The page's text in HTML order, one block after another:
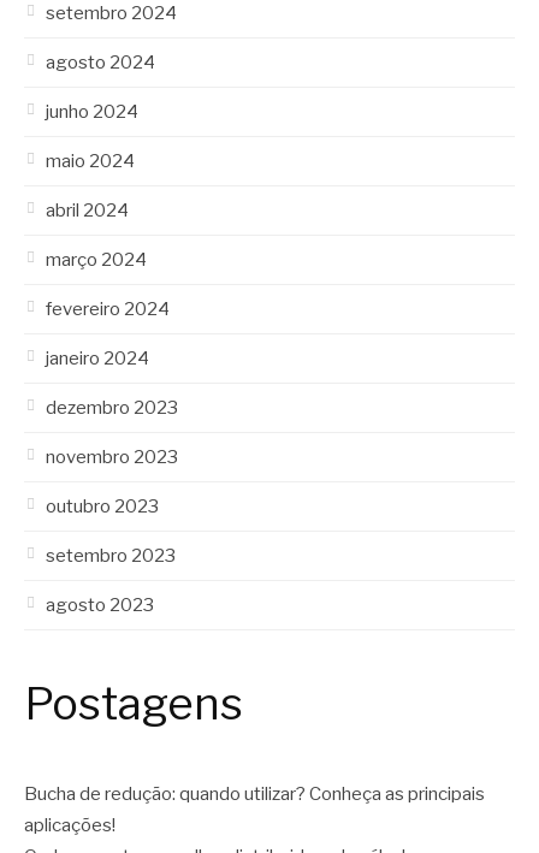
setembro 2024
agosto 2024
junho 2024
maio 2024
abril 2024
março 2024
fevereiro 2024
janeiro 2024
dezembro 2023
novembro 2023
outubro 2023
setembro 2023
agosto 2023
Postagens
Bucha de redução: quando utilizar? Conheça as principais
aplicações!